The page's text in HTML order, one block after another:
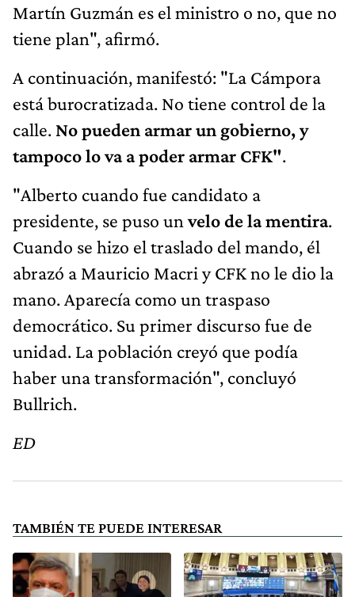
Martín Guzmán es el ministro o no, que no
tiene plan", afirmó.
A continuación, manifestó: "La Cámpora
está burocratizada. No tiene control de la
calle. No pueden armar un gobierno, y
tampoco lo va a poder armar CFK".
"Alberto cuando fue candidato a
presidente, se puso unvelo de la mentira.
Cuando se hizo el traslado del mando, él
abrazó a Mauricio Macri y CFK no le dio la
mano. Aparecía como un traspaso
democrático. Su primer discurso fue de
unidad. La población creyó que podía
haber una transformación", concluyó
Bullrich.
ED
TAMBIÉN TE PUEDE INTERESAR